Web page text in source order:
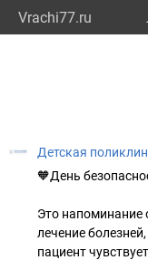
Vrachi77.ru
Детская
🧡День
Это напоминание
лечение
пациент